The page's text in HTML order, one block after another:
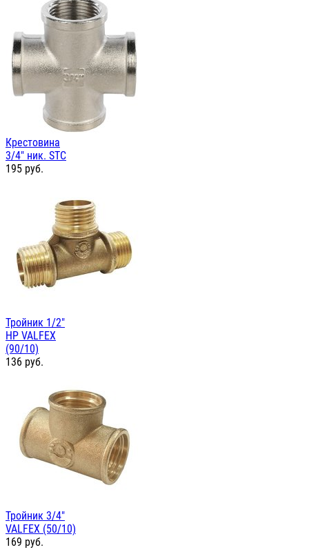
Крестовина
3/4" ник. STC
195 руб.
Тройник 1/2"
НР VALFEX
(90/10)
136 руб.
Тройник 3/4"
VALFEX (50/10)
169 руб.